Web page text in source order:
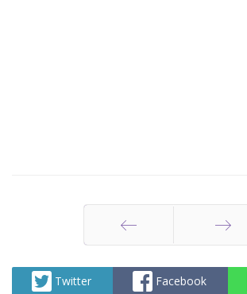
Назад Вперед
Twitter Facebook